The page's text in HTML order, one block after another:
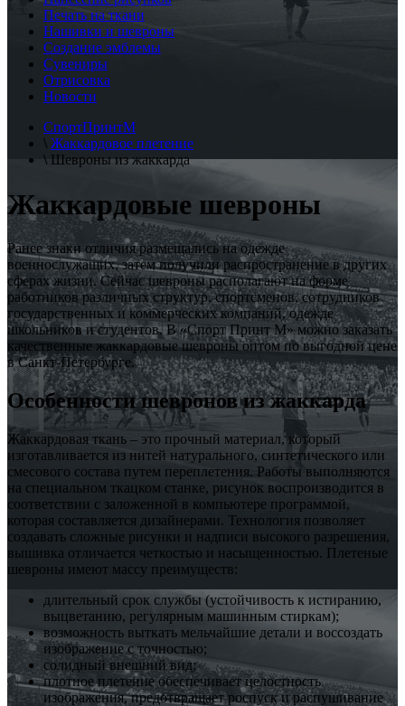
Печать на ткани
Нашивки и шевроны
Создание эмблемы
Сувениры
Отрисовка
Новости
СпортПринтМ
\ Жаккардовое плетение
\ Шевроны из жаккарда
Жаккардовые шевроны
Ранее знаки отличия размещались на одежде
военнослужащих, затем получили распространение в других
сферах жизни. Сейчас шевроны располагают на форме
работников различных структур, спортсменов, сотрудников
государственных и коммерческих компаний, одежде
школьников и студентов. В «Спорт Принт М» можно заказать
качественные жаккардовые шевроны оптом по выгодной цене
в Санкт-Петербурге.
Особенности шевронов из жаккарда
Жаккардовая ткань – это прочный материал, который
изготавливается из нитей натурального, синтетического или
смесового состава путем переплетения. Работы выполняются
на специальном ткацком станке, рисунок воспроизводится в
соответствии с заложенной в компьютере программой,
которая составляется дизайнерами. Технология позволяет
создавать сложные рисунки и надписи высокого разрешения,
вышивка отличается четкостью и насыщенностью. Плетеные
шевроны имеют массу преимуществ:
длительный срок службы (устойчивость к истиранию,
выцветанию, регулярным машинным стиркам);
возможность выткать мельчайшие детали и воссоздать
изображение с точностью;
солидный внешний вид;
плотное плетение обеспечивает целостность
изображения, предотвращает роспуск и распушивание